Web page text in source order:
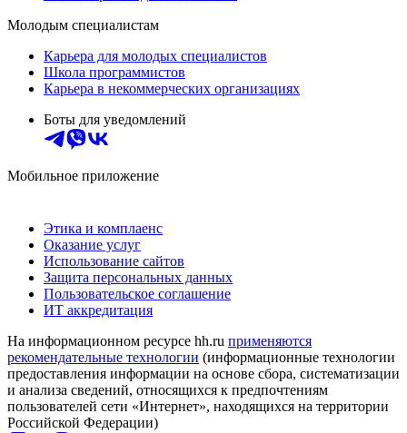
Молодым специалистам
Карьера для молодых специалистов
Школа программистов
Карьера в некоммерческих организациях
Боты для уведомлений
Мобильное приложение
Этика и комплаенс
Оказание услуг
Использование сайтов
Защита персональных данных
Пользовательское соглашение
ИТ аккредитация
На информационном ресурсе hh.ru применяются
рекомендательные технологии (информационные технологии
предоставления информации на основе сбора, систематизации
и анализа сведений, относящихся к предпочтениям
пользователей сети «Интернет», находящихся на территории
Российской Федерации)